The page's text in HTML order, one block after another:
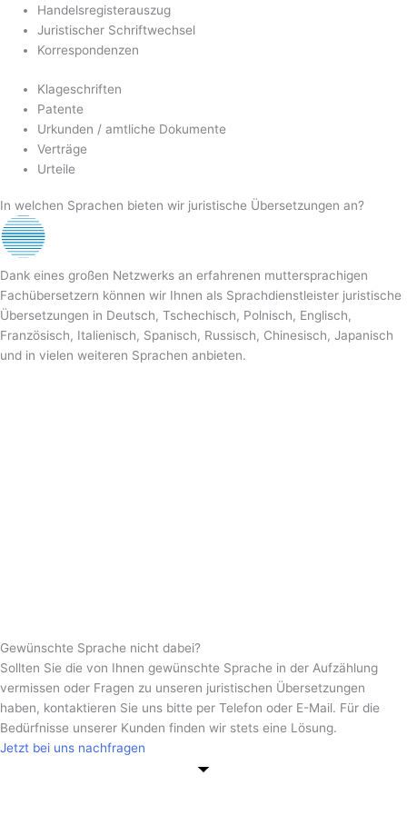
Handelsregisterauszug
Juristischer Schriftwechsel
Korrespondenzen
Klageschriften
Patente
Urkunden / amtliche Dokumente
Verträge
Urteile
In welchen Sprachen bieten wir juristische Übersetzungen an?
Dank eines großen Netzwerks an erfahrenen muttersprachigen
Fachübersetzern können wir Ihnen als Sprachdienstleister juristische
Übersetzungen in Deutsch, Tschechisch, Polnisch, Englisch,
Französisch, Italienisch, Spanisch, Russisch, Chinesisch, Japanisch
und in vielen weiteren Sprachen anbieten.
Gewünschte Sprache nicht dabei?
Sollten Sie die von Ihnen gewünschte Sprache in der Aufzählung
vermissen oder Fragen zu unseren juristischen Übersetzungen
haben, kontaktieren Sie uns bitte per Telefon oder E-Mail. Für die
Bedürfnisse unserer Kunden finden wir stets eine Lösung.
Jetzt bei uns nachfragen